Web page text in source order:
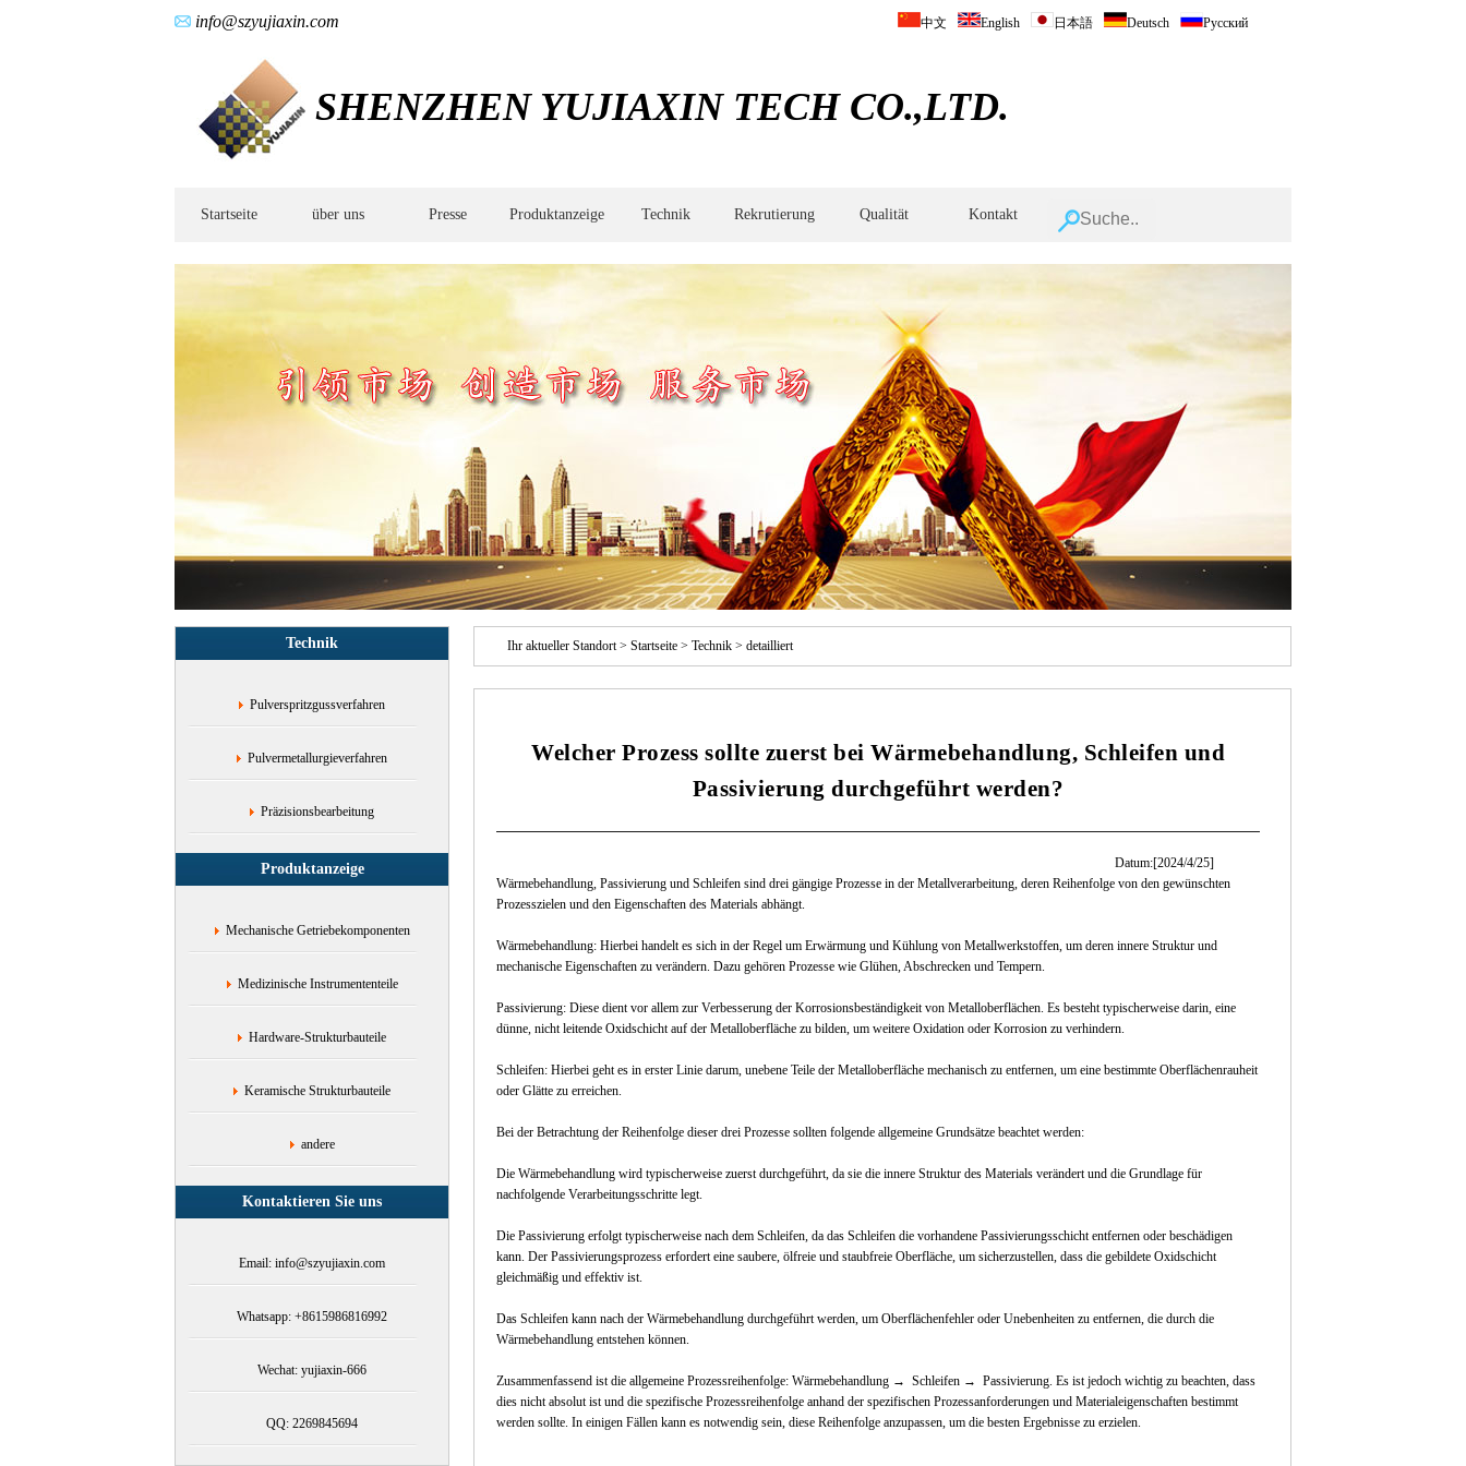
info@szyujiaxin.com 中文 English 日本語 Deutsch Русский
SHENZHEN YUJIAXIN TECH CO.,LTD.
Startseite über uns Presse Produktanzeige Technik Rekrutierung Qualität‌ Kontakt
Metallwärmebehandlung,Passivierungsbehandlung,Schleifbearbeitung,Metallverarbeitung,Metallpulverinjektionsbehandlung,mechanische
Struktur,Vakuumwärmebehandlung,Oberflächenbehandlungstechnik,Korrosionsbeständigkeit,Oxidfilm,Oberflächenrauheit,Oberflächenfinish
Technik
Pulverspritzgussverfahren
Pulvermetallurgieverfahren
Präzisionsbearbeitung
Produktanzeige
Mechanische Getriebekomponenten
Medizinische Instrumententeile
Hardware-Strukturbauteile
Keramische Strukturbauteile
andere
Kontaktieren Sie uns
Email: info@szyujiaxin.com
Whatsapp: +8615986816992
Wechat: yujiaxin-666
QQ: 2269845694
Ihr aktueller Standort > Startseite > Technik > detailliert
Welcher Prozess sollte zuerst bei Wärmebehandlung, Schleifen und
Passivierung durchgeführt werden?
Datum:[2024/4/25]
Wärmebehandlung, Passivierung und Schleifen sind drei gängige Prozesse in der Metallverarbeitung, deren Reihenfolge von den gewünschten
Prozesszielen und den Eigenschaften des Materials abhängt.
Wärmebehandlung: Hierbei handelt es sich in der Regel um Erwärmung und Kühlung von Metallwerkstoffen, um deren innere Struktur und
mechanische Eigenschaften zu verändern. Dazu gehören Prozesse wie Glühen, Abschrecken und Tempern.
Passivierung: Diese dient vor allem zur Verbesserung der Korrosionsbeständigkeit von Metalloberflächen. Es besteht typischerweise darin, eine
dünne, nicht leitende Oxidschicht auf der Metalloberfläche zu bilden, um weitere Oxidation oder Korrosion zu verhindern.
Schleifen: Hierbei geht es in erster Linie darum, unebene Teile der Metalloberfläche mechanisch zu entfernen, um eine bestimmte Oberflächenrauheit
oder Glätte zu erreichen.
Bei der Betrachtung der Reihenfolge dieser drei Prozesse sollten folgende allgemeine Grundsätze beachtet werden:
Die Wärmebehandlung wird typischerweise zuerst durchgeführt, da sie die innere Struktur des Materials verändert und die Grundlage für
nachfolgende Verarbeitungsschritte legt.
Die Passivierung erfolgt typischerweise nach dem Schleifen, da das Schleifen die vorhandene Passivierungsschicht entfernen oder beschädigen
kann. Der Passivierungsprozess erfordert eine saubere, ölfreie und staubfreie Oberfläche, um sicherzustellen, dass die gebildete Oxidschicht
gleichmäßig und effektiv ist.
Das Schleifen kann nach der Wärmebehandlung durchgeführt werden, um Oberflächenfehler oder Unebenheiten zu entfernen, die durch die
Wärmebehandlung entstehen können.
Zusammenfassend ist die allgemeine Prozessreihenfolge: Wärmebehandlung → Schleifen → Passivierung. Es ist jedoch wichtig zu beachten, dass
dies nicht absolut ist und die spezifische Prozessreihenfolge anhand der spezifischen Prozessanforderungen und Materialeigenschaften bestimmt
werden sollte. In einigen Fällen kann es notwendig sein, diese Reihenfolge anzupassen, um die besten Ergebnisse zu erzielen.